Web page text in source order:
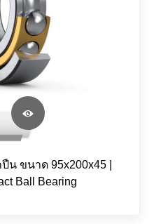
น ขนาด 95x200x45 |
Ball Bearing